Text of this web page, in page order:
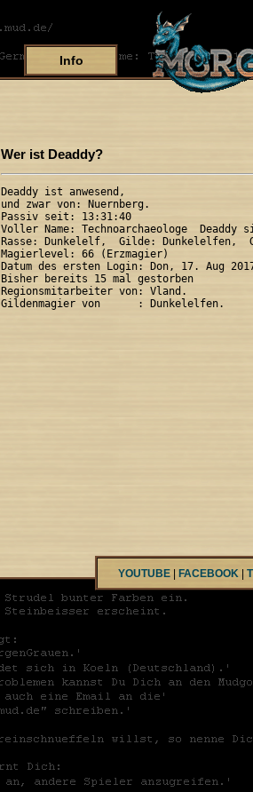
Info
Wer ist Deaddy?
Deaddy ist anwesend,
und zwar von: Nuernberg.
Passiv seit: 13:31:40
Voller Name: Technoarchaeologe  Deaddy
Rasse: Dunkelelf,  Gilde: Dunkelelfen,
Magierlevel: 66 (Erzmagier)
Datum des ersten Login: Don, 17. Aug
Bisher bereits 15 mal gestorben
Regionsmitarbeiter von: Vland.
YOUTUBE FACEBOOK